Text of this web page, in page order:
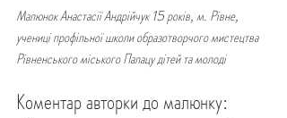
Малюнок Анастасії Андрійчук 15 років, м. Рівне,
учениці профільної школи образотворчого мистецтва
Рівненського міського Палацу дітей та молоді
Коментар авторки до малюнку: